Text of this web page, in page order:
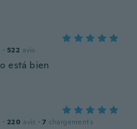
· 522 avis
está bien
· 220 avis · 7 chargements